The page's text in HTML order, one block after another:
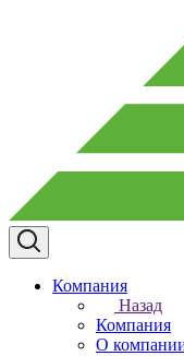
Компания
Назад
Компания
О